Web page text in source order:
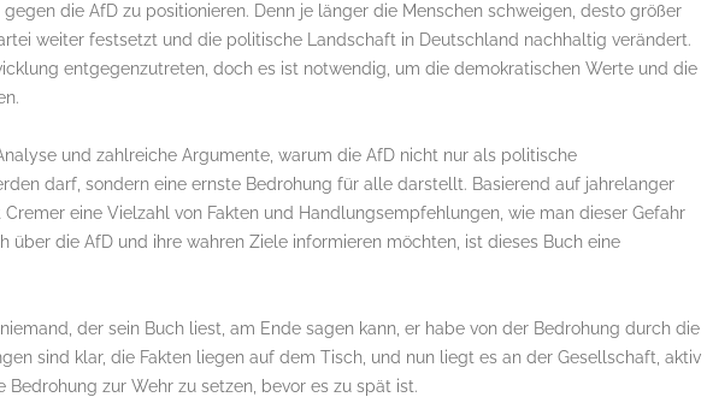
die AfD zu positionieren. Denn je länger die Menschen schweigen, desto größer
weiter festsetzt und die politische Landschaft in Deutschland nachhaltig verändert.
entgegenzutreten, doch es ist notwendig, um die demokratischen Werte und die
und zahlreiche Argumente, warum die AfD nicht nur als politische
darf, sondern eine ernste Bedrohung für alle darstellt. Basierend auf jahrelanger
eine Vielzahl von Fakten und Handlungsempfehlungen, wie man dieser Gefahr
über die AfD und ihre wahren Ziele informieren möchten, ist dieses Buch eine
der sein Buch liest, am Ende sagen kann, er habe von der Bedrohung durch die
sind klar, die Fakten liegen auf dem Tisch, und nun liegt es an der Gesellschaft, aktiv
zur Wehr zu setzen, bevor es zu spät ist.